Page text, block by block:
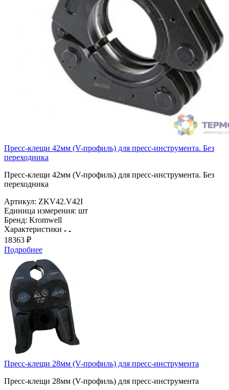
Пресс-клещи 42мм (V-профиль) для пресс-инструмента. Без
переходника
Пресс-клещи 42мм (V-профиль) для пресс-инструмента. Без
переходника
Артикул: ZKV42.V42I
Единица измерения: шт
Бренд: Kromwell
Характеристики
18363 ₽
Подробнее
Пресс-клещи 28мм (V-профиль) для пресс-инструмента
Пресс-клещи 28мм (V-профиль) для пресс-инструмента